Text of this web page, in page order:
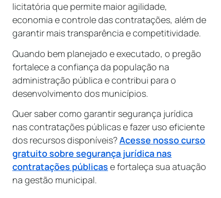
licitatória que permite maior agilidade,
economia e controle das contratações, além de
garantir mais transparência e competitividade.
Quando bem planejado e executado, o pregão
fortalece a confiança da população na
administração pública e contribui para o
desenvolvimento dos municípios.
Quer saber como garantir segurança jurídica
nas contratações públicas e fazer uso eficiente
dos recursos disponíveis?Acesse nosso curso
gratuito sobre segurança jurídica nas
contratações públicas e fortaleça sua atuação
na gestão municipal.